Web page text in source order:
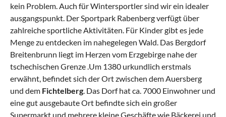
kein Problem. Auch für Wintersportler sind wir ein idealer
ausgangspunkt. Der Sportpark Rabenberg verfügt über
zahlreiche sportliche Aktivitäten. Für Kinder gibt es jede
Menge zu entdecken im nahegelegen Wald. Das Bergdorf
Breitenbrunn liegt im Herzen vom Erzgebirge nahe der
tschechischen Grenze .Um 1380 urkundlich erstmals
erwähnt, befindet sich der Ort zwischen dem Auersberg
und dem Fichtelberg . Das Dorf hat ca. 7000 Einwohner und
eine gut ausgebaute Ort befindte sich ein großer
Supermarkt und mehrere kleine Geschäfte wie Bäckerei und